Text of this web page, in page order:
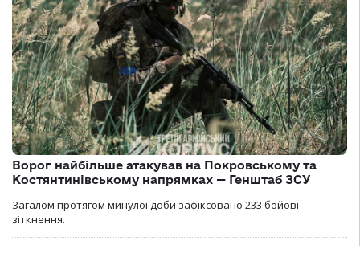
Ворог найбільше атакував на Покровському та
Костянтинівському напрямках — Генштаб ЗСУ
Загалом протягом минулої доби зафіксовано 233 бойові
зіткнення.